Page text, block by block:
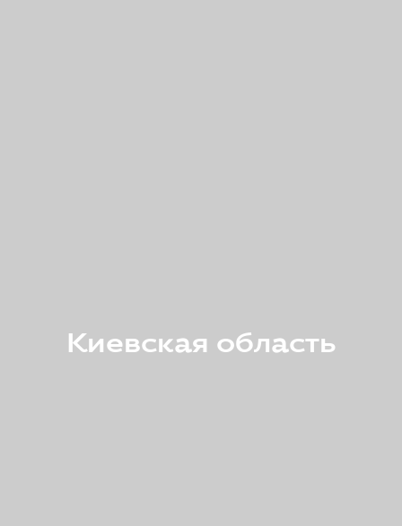
Киевская область